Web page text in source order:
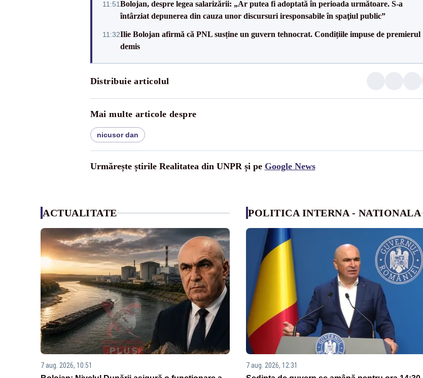
11:51Bolojan, despre legea salarizării: „Ar putea fi adoptată în perioada următoare. S-a
întârziat depunerea din cauza unor discursuri iresponsabile în spaţiul public”
11:32Ilie Bolojan afirmă că PNL susține un guvern tehnocrat. Condițiile impuse de premierul
demis
Distribuie articolul
Mai multe articole despre
nicusor dan
Urmărește știrile Realitatea din UNPR și pe Google News
ACTUALITATE
7 aug. 2026, 10:51
POLITICA INTERNA - NATIONALA
7 aug. 2026, 12:31